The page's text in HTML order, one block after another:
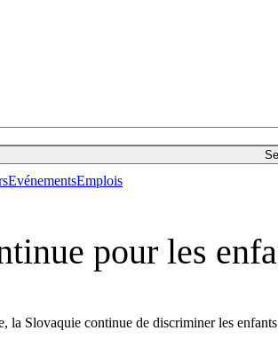
EvénementsEmplois
pour les
Slovaquie continue de discriminer les